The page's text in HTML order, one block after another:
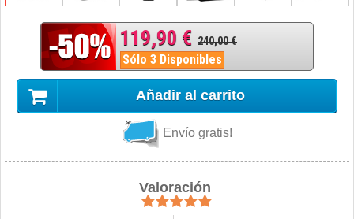
119,90 € 240,00 €
Sólo 3 Disponibles
Añadir al carrito
Envío gratis!
Valoración